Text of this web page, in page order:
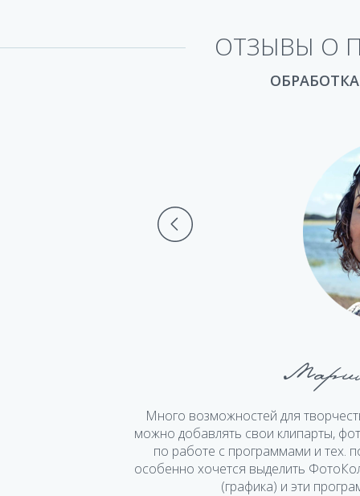
ОТЗЫВЫ О
Много возможностей для
можно добавлять свои клипарты,
по работе с программами и тех.
особенно хочется выделить
(графика) и эти